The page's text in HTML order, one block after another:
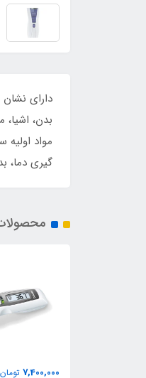
بدن،
گیری دما،
7,400,000 تومان